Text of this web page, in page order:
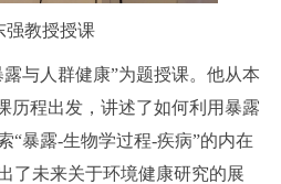
强教授授课
与人群健康”为题授课。他从本
历程出发，讲述了如何利用暴露
“暴露-生物学过程-疾病”的内在
了未来关于环境健康研究的展